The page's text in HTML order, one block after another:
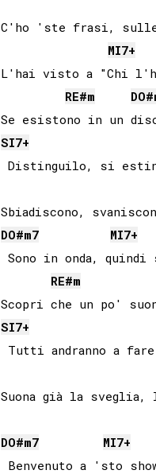
C'ho 'ste frasi, sulle
MI7+
L'hai visto a "Chi
RE#m DO#
SI7+
Distinguilo, si
DO#m7 MI7+
Sono in onda, quindi
RE#m
SI7+
Tutti andranno a
Suona già la sveglia,
DO#m7 MI7+
Benvenuto a 'sto